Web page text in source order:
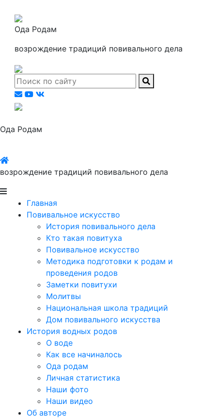
Ода Родам
возрождение традиций повивального дела
Ода Родам
возрождение традиций повивального дела
Главная
Повивальное искусство
История повивального дела
Кто такая повитуха
Повивальное искусство
Методика подготовки к родам и
проведения родов
Заметки повитухи
Молитвы
Национальная школа традиций
Дом повивального искусства
История водных родов
О воде
Как все начиналось
Ода родам
Личная статистика
Наши фото
Наши видео
Об авторе